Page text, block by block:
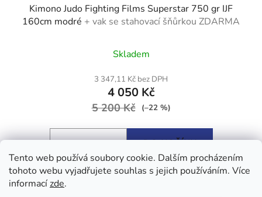
Tento web používá soubory cookie. Dalším procházením
tohoto webu vyjadřujete souhlas s jejich používáním. Více
informacízde.
Kimono Judo Fighting Films Superstar 750 gr IJF
160cm modré + vak se stahovací šňůrkou ZDARMA
hodnocení
produktu
je
5,0
5
hvězdiček.
Skladem
3 347,11 Kč bez DPH
4 050 Kč
5 200 Kč (–22 %)
DO KOŠÍKU
Fighting Films Superstar IJF Approvedje kimono na judo